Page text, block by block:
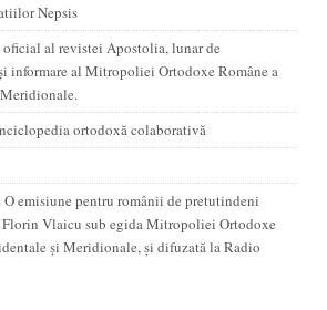
Nepsis
al revistei Apostolia, lunar de
informare al Mitropoliei Ortodoxe Române a
ortodoxă colaborativă
O emisiune pentru românii de pretutindeni
Florin Vlaicu sub egida Mitropoliei Ortodoxe
și Meridionale, și difuzată la Radio